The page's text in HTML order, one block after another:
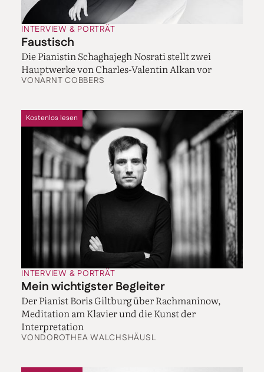
INTERVIEW & PORTRÄT
Faustisch
Die Pianistin Schaghajegh Nosrati stellt zwei
Hauptwerke von Charles-Valentin Alkan vor
VONARNT COBBERS
INTERVIEW & PORTRÄT
Mein wichtigster Begleiter
Der Pianist Boris Giltburg über Rachmaninow,
Meditation am Klavier und die Kunst der
Interpretation
VONDOROTHEA WALCHSHÄUSL
Kostenlos lesen